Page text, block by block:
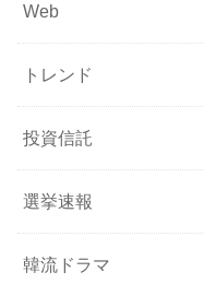
Web
トレンド
投資信託
選挙速報
韓流ドラマ